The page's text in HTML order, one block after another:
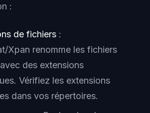
:
de fichiers :
Xpan renomme les fichiers
des extensions
Vérifiez les extensions
dans vos répertoires.